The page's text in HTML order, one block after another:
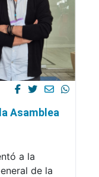
Asamblea
a la
de la